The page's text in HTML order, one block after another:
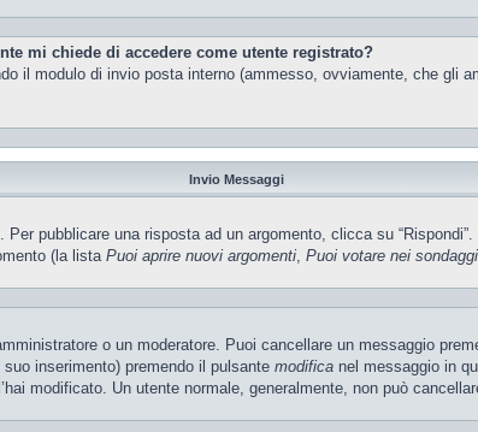
mi chiede di accedere come utente registrato?
il modulo di invio posta interno (ammesso, ovviamente, che gli
Invio Messaggi
pubblicare una risposta ad un argomento, clicca su
(la lista Puoi aprire nuovi argomenti, Puoi votare nei sondaggi
o un moderatore. Puoi cancellare un messaggio
inserimento) premendo il pulsante modifica nel messaggio in
modificato. Un utente normale, generalmente, non può